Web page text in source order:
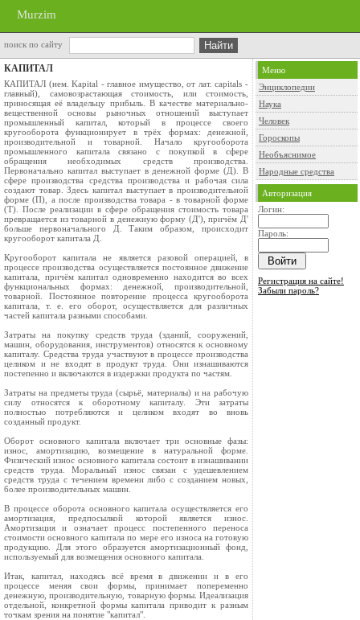
Murzim
поиск по сайту
КАПИТАЛ
КАПИТАЛ (нем. Kapital - главное имущество, от лат. capitals -
главный), самовозрастающая стоимость, или стоимость,
приносящая её владельцу прибыль. В качестве материально-
вещественной основы рыночных отношений выступает
промышленный капитал, который в процессе своего
кругооборота функционирует в трёх формах: денежной,
производительной и товарной. Начало кругооборота
промышленного капитала связано с покупкой в сфере
обращения необходимых средств производства.
Первоначально капитал выступает в денежной форме (Д). В
сфере производства средства производства и рабочая сила
создают товар. Здесь капитал выступает в производительной
форме (П), а после производства товара - в товарной форме
(Т). После реализации в сфере обращения стоимость товара
превращается из товарной в денежную форму (Д'), причём Д'
больше первоначального Д. Таким образом, происходит
кругооборот капитала Д.
Кругооборот капитала не является разовой операцией, в
процессе производства осуществляется постоянное движение
капитала, причём капитал одновременно находится во всех
функциональных формах: денежной, производительной,
товарной. Постоянное повторение процесса кругооборота
капитала, т. е. его оборот, осуществляется для различных
частей капитала разными способами.
Затраты на покупку средств труда (зданий, сооружений,
машин, оборудования, инструментов) относятся к основному
капиталу. Средства труда участвуют в процессе производства
целиком и не входят в продукт труда. Они изнашиваются
постепенно и включаются в издержки продукта по частям.
Затраты на предметы труда (сырьё, материалы) и на рабочую
силу относятся к оборотному капиталу. Эти затраты
полностью потребляются и целиком входят во вновь
созданный продукт.
Оборот основного капитала включает три основные фазы:
износ, амортизацию, возмещение в натуральной форме.
Физический износ основного капитала состоит в изнашивании
средств труда. Моральный износ связан с удешевлением
средств труда с течением времени либо с созданием новых,
более производительных машин.
В процессе оборота основного капитала осуществляется его
амортизация, предпосылкой которой является износ.
Амортизация и означает процесс постепенного переноса
стоимости основного капитала по мере его износа на готовую
продукцию. Для этого образуется амортизационный фонд,
используемый для возмещения основного капитала.
Итак, капитал, находясь всё время в движении и в его
процессе меняя свои формы, принимает попеременно
денежную, производительную, товарную формы. Идеализация
отдельной, конкретной формы капитала приводит к разным
точкам зрения на понятие "капитал".
Меню
Энциклопедии
Наука
Человек
Гороскопы
Необъяснимое
Народные средства
Авторизация
Логин:
Пароль:
Регистрация на сайте!
Забыли пароль?